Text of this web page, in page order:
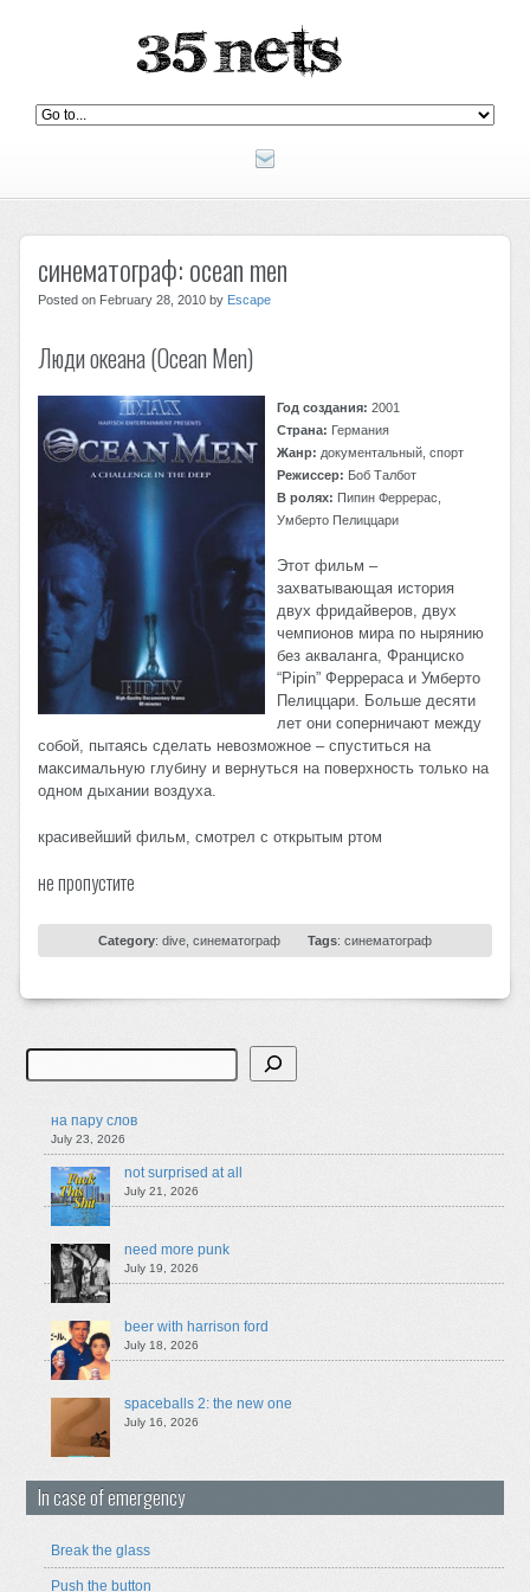
синематограф: ocean men
Posted on February 28, 2010 by Escape
Люди океана (Ocean Men)
Год создания: 2001
Страна: Германия
Жанр: документальный, спорт
Режиссер: Боб Талбот
В ролях: Пипин Феррерас,
Умберто Пелиццари
Этот фильм –
захватывающая история
двух фридайверов, двух
чемпионов мира по нырянию
без акваланга, Франциско
“Pipin” Феррераса и Умберто
Пелиццари. Больше десяти
лет они соперничают между
собой, пытаясь сделать невозможное – спуститься на
максимальную глубину и вернуться на поверхность только на
одном дыхании воздуха.
красивейший фильм, смотрел с открытым ртом
не пропустите
Category: dive синематограф Tags: синематограф
Search
на пару слов
July 23, 2026
not surprised at all
July 21, 2026
need more punk
July 19, 2026
beer with harrison ford
July 18, 2026
spaceballs 2: the new one
July 16, 2026
In case of emergency
Break the glass
Push the button